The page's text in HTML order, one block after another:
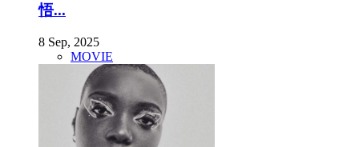
悟...
8 Sep, 2025
MOVIE